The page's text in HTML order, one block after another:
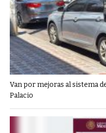
Van por mejoras al sistema
Palacio